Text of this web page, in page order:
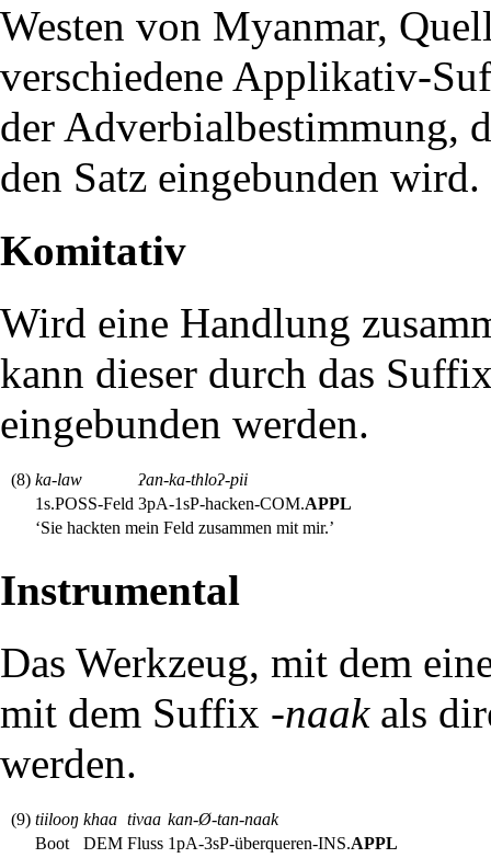
Westen von Myanmar,
verschiedene Applikativ-
der Adverbialbestimmung,
den Satz eingebunden wird.
Komitativ
Wird eine Handlung
kann dieser durch das
eingebunden werden.
(8) ka-law
ʔan-ka-thloʔ-pii
1s.POSS-Feld 3pA-1sP-hacken-COM.APPL
‘Sie hackten mein Feld zusammen mit mir.’
Instrumental
Das Werkzeug, mit dem
mit dem Suffix -naakals
werden.
(9) tiilooŋ khaa tivaa kan-Ø-tan-naak
Boot
DEM Fluss 1pA-3sP-überqueren-INS.APPL